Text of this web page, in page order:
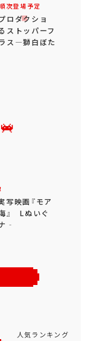
次登場予定
ロダクショ
トッパーフ
ス―獅白ぼた
写映画『モア
』 Lぬいぐ
‐
人気ランキング